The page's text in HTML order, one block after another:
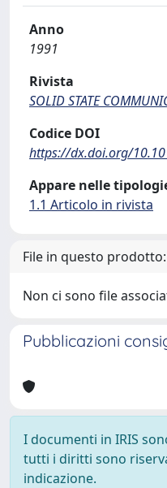
Anno
1991
Rivista
SOLID STATE
Codice DOI
https://dx.doi.org/
Appare nelle
1.1 Articolo in rivista
File in questo prodotto:
Non ci sono file
Pubblicazioni
I documenti in IRIS
tutti i diritti sono
indicazione.